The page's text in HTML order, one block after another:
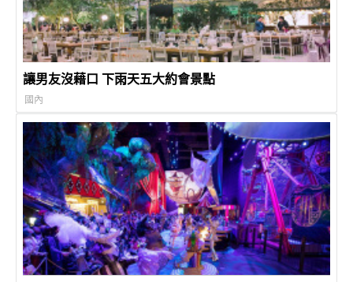
讓男友沒藉口 下雨天五大約會景點
國內